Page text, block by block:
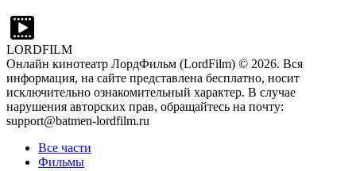
LORDFILM
Онлайн кинотеатр ЛордФильм (LordFilm) © 2026. Вся
информация, на сайте представлена бесплатно, носит
исключительно ознакомительный характер. В случае
нарушения авторских прав, обращайтесь на почту:
support@batmen-lordfilm.ru
Все части
Фильмы